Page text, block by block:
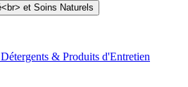
Détergents & Produits d'Entretien